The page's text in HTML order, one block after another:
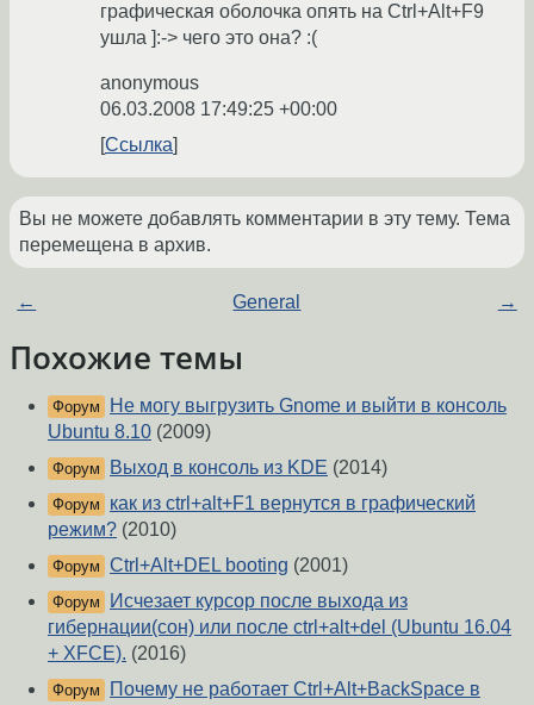
графическая оболочка опять на Ctrl+Alt+F9
ушла ]:-> чего это она? :(
anonymous
06.03.2008 17:49:25 +00:00
Ссылка
Вы не можете добавлять комментарии в эту тему. Тема
перемещена в архив.
← General →
Похожие темы
Форум
Не могу выгрузить Gnome и выйти в консоль
Ubuntu 8.10 (2009)
Форум Выход в консоль из KDE (2014)
Форум
как из ctrl+alt+F1 вернутся в графический
режим? (2010)
Форум Ctrl+Alt+DEL booting (2001)
Форум
Исчезает курсор после выхода из
гибернации(сон) или после ctrl+alt+del (Ubuntu 16.04
+ XFCE). (2016)
Форум Почему не работает Ctrl+Alt+BackSpace в